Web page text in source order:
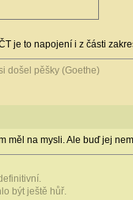
je to napojení i z části
došel pěšky (Goethe)
měl na mysli. Ale buď jej
být ještě hůř.